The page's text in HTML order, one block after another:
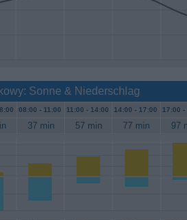
Sonne & Niederschlag
08:00 - 11:00 11:00 - 14:00 14:00 - 17:00 17:00 -
37 min 57 min 77 min 97